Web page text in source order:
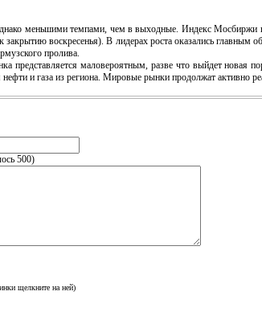
меньшими темпами, чем в выходные. Индекс Мосбиржи в
воскресенья). В лидерах роста оказались главным
пролива.
представляется маловероятным, разве что выйдет новая
и газа из региона. Мировые рынки продолжат активно
500)
щелкните на ней)